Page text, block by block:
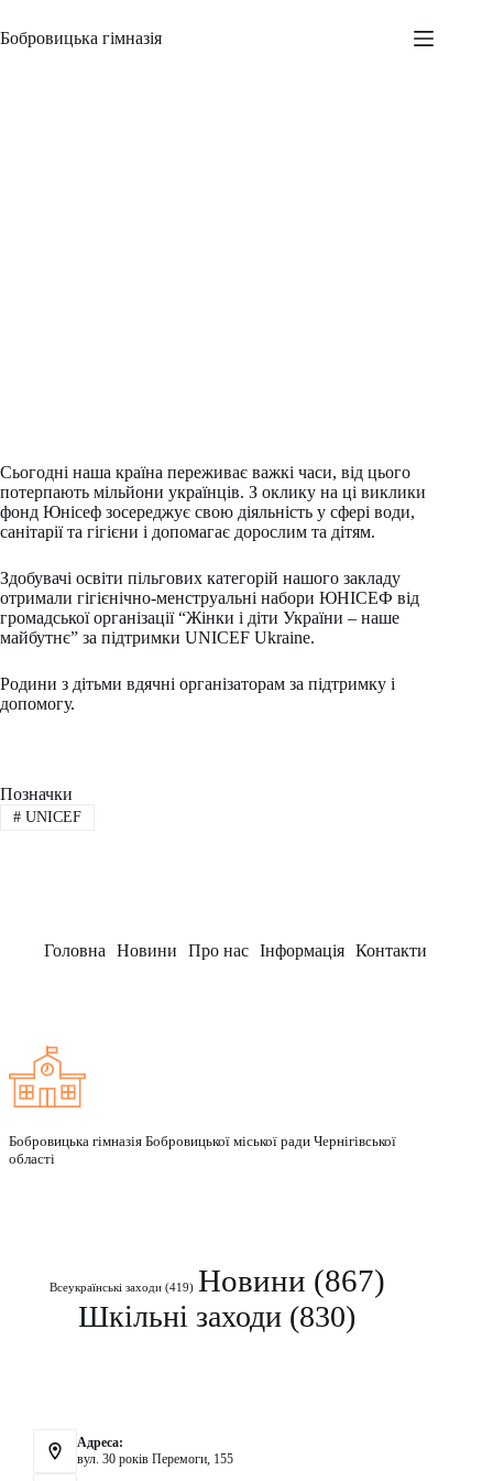
до
вмісту
Бобровицька гімназія
Сьогодні наша країна переживає важкі часи, від цього
потерпають мільйони українців. З оклику на ці виклики
фонд Юнісеф зосереджує свою діяльність у сфері води,
санітарії та гігієни і допомагає дорослим та дітям.
Здобувачі освіти пільгових категорій нашого закладу
отримали гігієнічно-менструальні набори ЮНІСЕФ від
громадської організації “Жінки і діти України – наше
майбутнє” за підтримки UNICEF Ukraine.
Родини з дітьми вдячні організаторам за підтримку і
допомогу.
Позначки
#UNICEF
Головна Новини Про нас Інформація Контакти
Бобровицька гімназія Бобровицької міської ради Чернігівської
області
Всеукраїнські заходи(419) Новини (867)
Шкільні заходи (830)
Адреса:
вул. 30 років Перемоги, 155